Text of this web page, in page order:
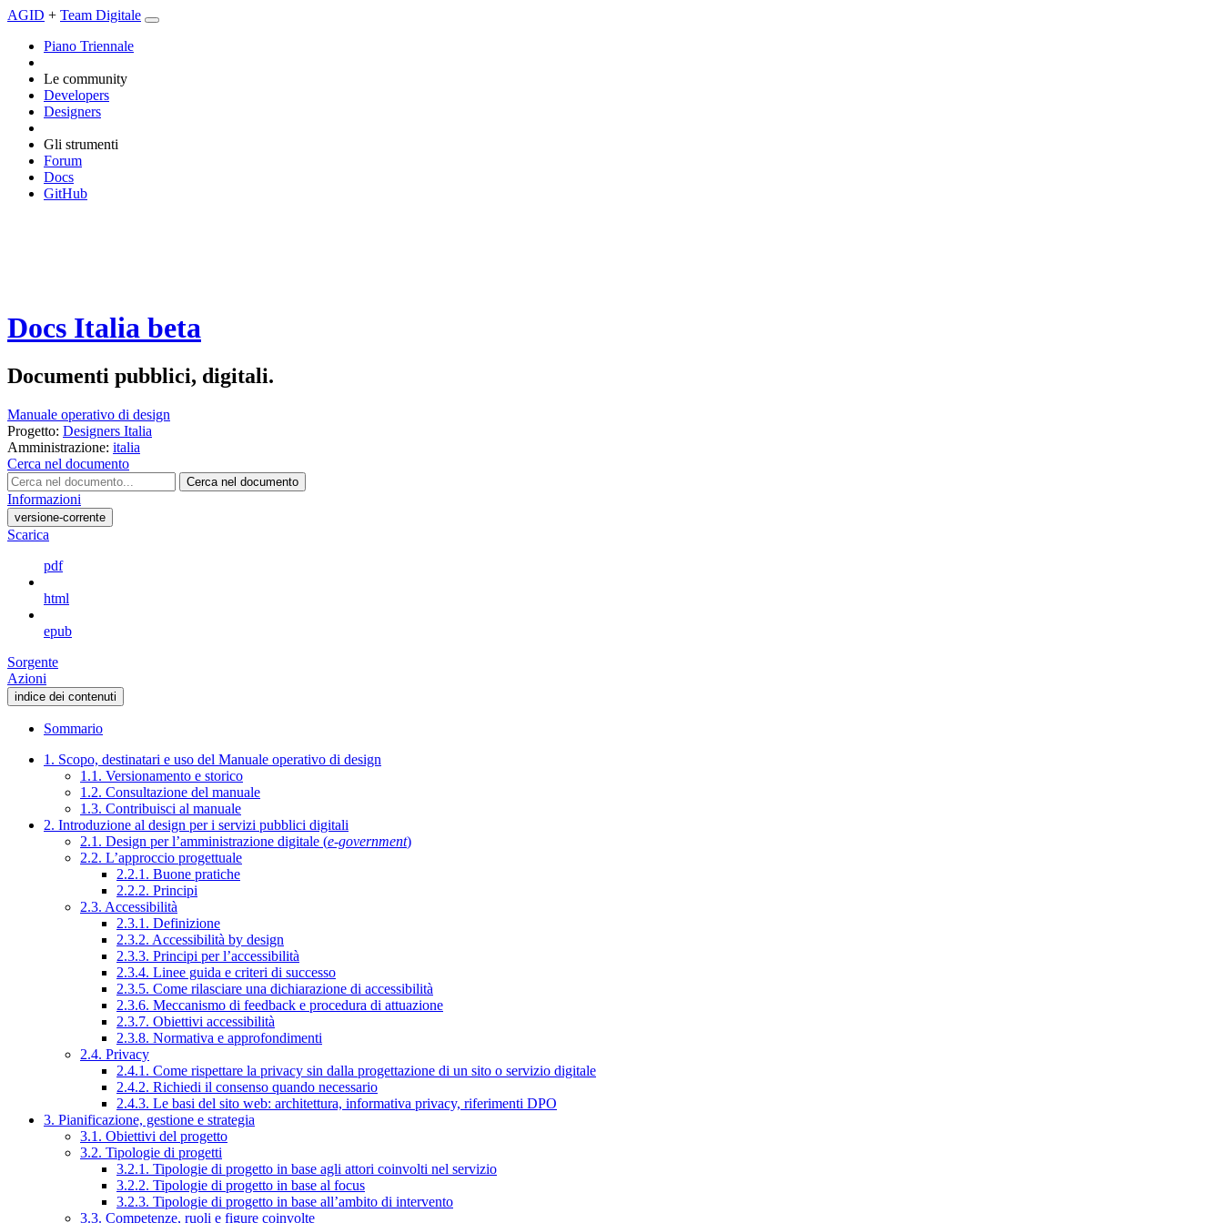
AGID + Team Digitale
Piano Triennale
Le community
Developers
Designers
Gli strumenti
Forum
Docs
GitHub
Docs Italia beta
Documenti pubblici, digitali.
Manuale operativo di design
Progetto: Designers Italia
Amministrazione: italia
Cerca nel documento
Cerca nel documento
Informazioni
versione-corrente
Scarica
pdf
html
epub
Sorgente
Azioni
indice dei contenuti
Sommario
1. Scopo, destinatari e uso del Manuale operativo di design
1.1. Versionamento e storico
1.2. Consultazione del manuale
1.3. Contribuisci al manuale
2. Introduzione al design per i servizi pubblici digitali
2.1. Design per l’amministrazione digitale (e-government)
2.2. L’approccio progettuale
2.2.1. Buone pratiche
2.2.2. Principi
2.3. Accessibilità
2.3.1. Definizione
2.3.2. Accessibilità by design
2.3.3. Principi per l’accessibilità
2.3.4. Linee guida e criteri di successo
2.3.5. Come rilasciare una dichiarazione di accessibilità
2.3.6. Meccanismo di feedback e procedura di attuazione
2.3.7. Obiettivi accessibilità
2.3.8. Normativa e approfondimenti
2.4. Privacy
2.4.1. Come rispettare la privacy sin dalla progettazione di un sito o servizio digitale
2.4.2. Richiedi il consenso quando necessario
2.4.3. Le basi del sito web: architettura, informativa privacy, riferimenti DPO
3. Pianificazione, gestione e strategia
3.1. Obiettivi del progetto
3.2. Tipologie di progetti
3.2.1. Tipologie di progetto in base agli attori coinvolti nel servizio
3.2.2. Tipologie di progetto in base al focus
3.2.3. Tipologie di progetto in base all’ambito di intervento
3.3. Competenze, ruoli e figure coinvolte